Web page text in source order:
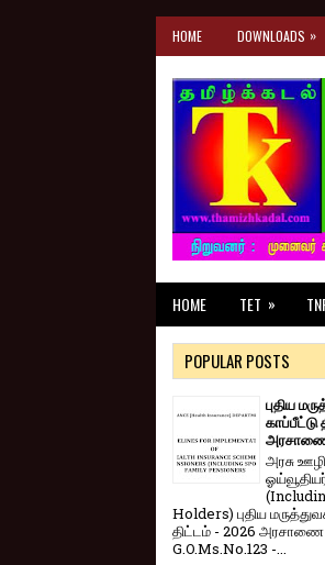
HOME DOWNLOADS »
HOME TET »
POPULAR POSTS
புதிய
காப்பீட்டு
அரசாணை
அரசு
Holders) புதிய
திட்டம் - 2026 அரசாணை
G.O.Ms.No.123 -...